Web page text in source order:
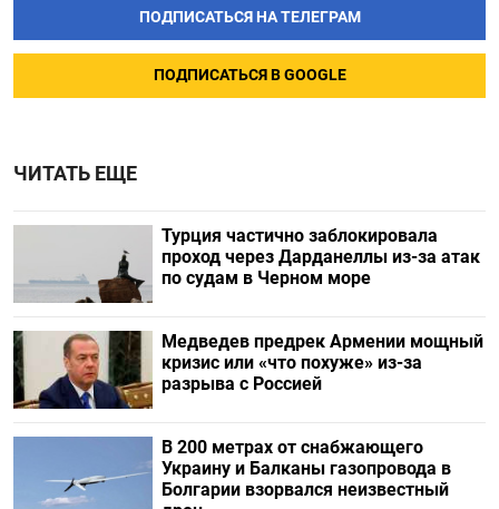
ПОДПИСАТЬСЯ НА ТЕЛЕГРАМ
ПОДПИСАТЬСЯ В GOOGLE
ЧИТАТЬ ЕЩЕ
Турция частично заблокировала
проход через Дарданеллы из-за атак
по судам в Черном море
Медведев предрек Армении мощный
кризис или «что похуже» из-за
разрыва с Россией
В 200 метрах от снабжающего
Украину и Балканы газопровода в
Болгарии взорвался неизвестный